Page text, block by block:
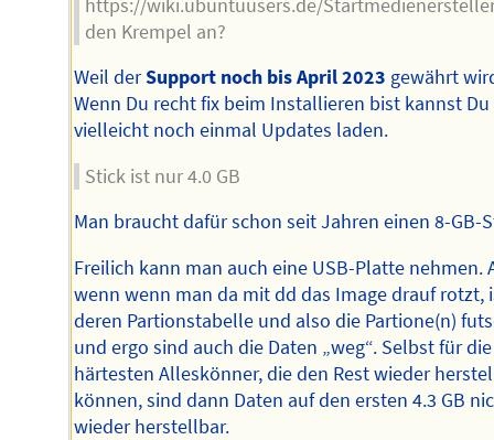
https://wiki.ubuntuusers.de/
den Krempel an?
Weil derSupport noch bis April 2023 gewährt
Wenn Du recht fix beim Installieren bist kannst Du
vielleicht noch einmal Updates laden.
Stick ist nur 4.0 GB
Man braucht dafür schon seit Jahren einen 8-GB-
Freilich kann man auch eine USB-Platte nehmen.
wenn wenn man da mit dd das Image drauf rotzt,
deren Partionstabelle und also die Partione(n)
und ergo sind auch die Daten „weg“. Selbst für die
härtesten Alleskönner, die den Rest wieder
können, sind dann Daten auf den ersten 4.3 GB
wieder herstellbar.